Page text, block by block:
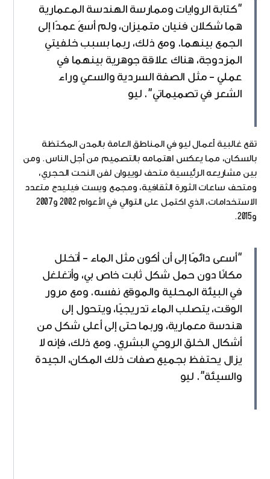
"كتابة الروايات وممارسة الهندسة المعمارية
هما شكلان فنيان متميزان، ولم أسعَ عمدًا إلى
الجمع بينهما. ومع ذلك، ربما بسبب خلفيتي
المزدوجة، هناك علاقة جوهرية بينهما في
عملي – مثل الصفة السردية والسعي وراء
الشعر في تصميماتي". ليو
تقع غالبية أعمال ليو في المناطق العامة بالمدن المكتظة
بالسكان، مما يعكس اهتمامه بالتصميم من أجل الناس. ومن
بين مشاريعه الرئيسية متحف لوييوان لفن النحت الحجري،
ومتحف ساعات الثورة الثقافية، ومجمع ويست فيليدج متعدد
الاستخدامات، الذي اكتمل على التوالي في الأعوام 2002 و2007
و2015.
"أسعى دائمًا إلى أن أكون مثل الماء – أتخلل
مكانًا دون حمل شكل ثابت خاص بي، وأتغلغل
في البيئة المحلية والموقع نفسه. ومع مرور
الوقت، يتصلب الماء تدريجيًا، ويتحول إلى
هندسة معمارية، وربما حتى إلى أعلى شكل من
أشكال الخلق الروحي البشري. ومع ذلك، فإنه لا
يزال يحتفظ بجميع صفات ذلك المكان، الجيدة
والسيئة". ليو